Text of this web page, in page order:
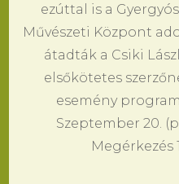
ezúttal is a
Művészeti Központ
átadták a Csiki
elsőkötetes
esemény
Szeptember 20.
Megérkezés